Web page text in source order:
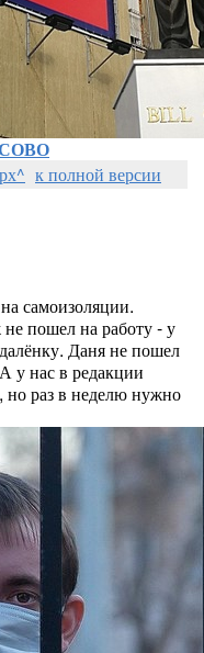
к полной версии
самоизоляции.
пошел на работу - у
Даня не пошел
у нас в редакции
но раз в неделю нужно